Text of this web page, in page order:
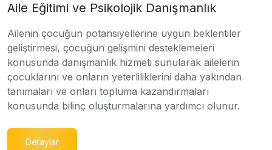
Aile Eğitimi ve Psikolojik Danışmanlık
Ailenin çocuğun potansiyellerine uygun beklentiler
geliştirmesi, çocuğun gelişmini desteklemeleri
konusunda danışmanlık hizmeti sunularak ailelerin
çocuklarını ve onların yeterliliklerini daha yakından
tanımaları ve onları topluma kazandırmaları
konusunda bilinç oluşturmalarına yardımcı olunur.
Detaylar